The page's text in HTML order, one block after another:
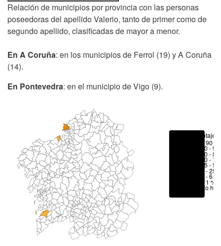
Relación de municipios por provincia con las personas
poseedoras del apellido Valerio, tanto de primer como de
segundo apellido, clasificadas de mayor a menor.
En A Coruña: en los municipios de Ferrol (19) y A Coruña
(14).
En Pontevedra: en el municipio de Vigo (9).
Porcentajes
> 90 %
80 -
70 -
50 -
25 -
6 - 25
1 - 6 %
< 1 %
No hay